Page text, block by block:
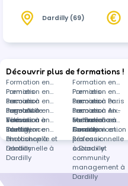
Dardilly (69)
Découvrir plus de formations !
Formation en
Premiers
secours à
Puget-Ville
Formation en
Premiers
secours à Paris
Formation en
Premiers
secours à
Vernon
Formation en
Premiers
secours à Aix-
en-Provence
Formation en
Premiers
secours à
Toulon
Formation en
Premiers
secours à
Ansouis
Formation en
Télévision à
Dardilly
Formation en
Multimédia à
Dardilly
Formation en
Intelligence
émotionnelle et
relationnelle à
Dardilly
Formation en
Communication
professionnelle
à Dardilly
Formation en
Photoshop à
Dardilly
Formation en
Réseaux
sociaux et
community
management à
Dardilly